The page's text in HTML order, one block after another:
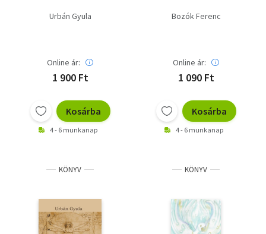
Urbán Gyula
Online ár:
1 900 Ft
Kosárba
4 - 6 munkanap
Bozók Ferenc
Online ár:
1 090 Ft
Kosárba
4 - 6 munkanap
KÖNYV KÖNYV